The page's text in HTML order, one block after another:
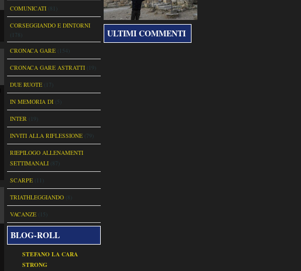
COMUNICATI (81)
CORSEGGIANDO E DINTORNI
(178)
CRONACA GARE (154)
CRONACA GARE ASTRATTI (19)
DUE RUOTE (17)
IN MEMORIA DI (5)
INTER (19)
INVITI ALLA RIFLESSIONE (79)
RIEPILOGO ALLENAMENTI
SETTIMANALI (87)
SCARPE (11)
TRIATHLEGGIANDO (8)
VACANZE (15)
BLOG-ROLL
STEFANO LA CARA
STRONG
ULTIMI COMMENTI